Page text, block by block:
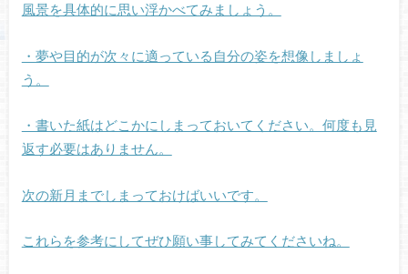
風景を具体的に思い浮かべてみましょう。
・夢や目的が次々に適っている自分の姿を想像しましょ
う。
・書いた紙はどこかにしまっておいてください。何度も見
返す必要はありません。
次の新月までしまっておけばいいです。
これらを参考にしてぜひ願い事してみてくださいね。